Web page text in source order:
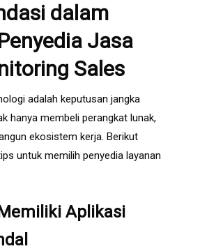
dalam
Jasa
Sales
adalah keputusan jangka
hanya membeli perangkat lunak,
ekosistem kerja. Berikut
untuk memilih penyedia layanan
Aplikasi